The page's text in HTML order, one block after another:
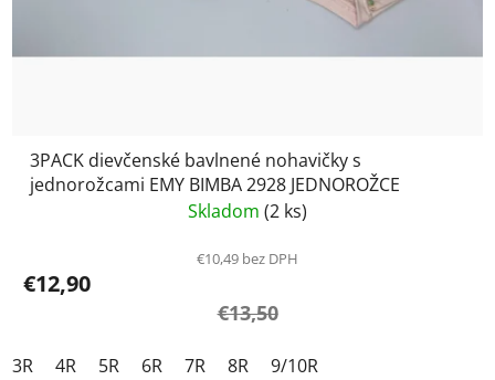
3PACK dievčenské bavlnené nohavičky s
jednorožcami EMY BIMBA 2928 JEDNOROŽCE
Skladom (2 ks)
€10,49 bez DPH
€12,90
€13,50
3R 4R 5R 6R 7R 8R 9/10R